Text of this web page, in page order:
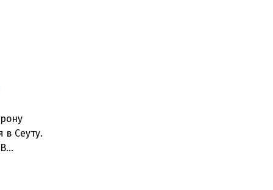
в Сеуту.